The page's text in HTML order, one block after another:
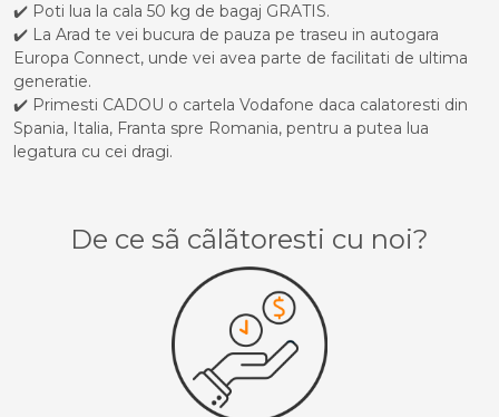
✔️ Poti lua la cala 50 kg de bagaj GRATIS.
✔️ La Arad te vei bucura de pauza pe traseu in autogara
Europa Connect, unde vei avea parte de facilitati de ultima
generatie.
✔️ Primesti CADOU o cartela Vodafone daca calatoresti din
Spania, Italia, Franta spre Romania, pentru a putea lua
legatura cu cei dragi.
De ce sã cãlãtoresti cu noi?